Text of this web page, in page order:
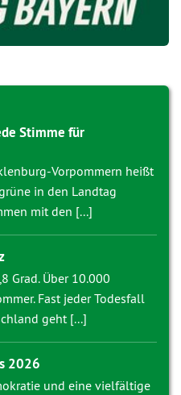
Stimme für
Vorpommern heißt
in den Landtag
mit den [...]
Grad. Über 10.000
Fast jeder Todesfall
geht [...]
2026
und eine vielfältige